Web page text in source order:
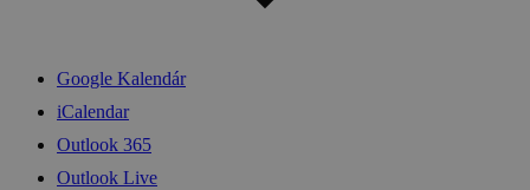
Google Kalendár
iCalendar
Outlook 365
Outlook Live